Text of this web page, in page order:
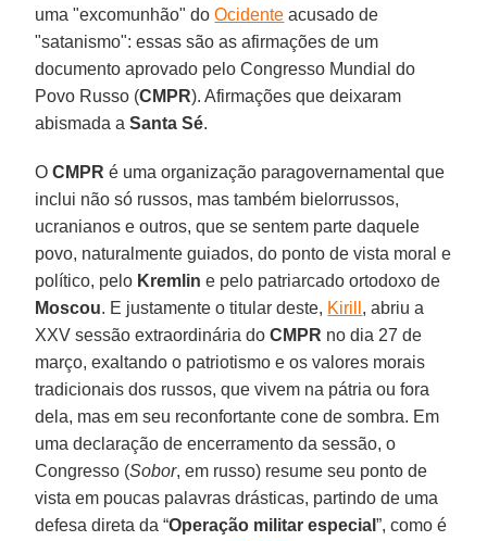
uma "excomunhão" doOcidente acusado de
"satanismo": essas são as afirmações de um
documento aprovado pelo Congresso Mundial do
Povo Russo (CMPR). Afirmações que deixaram
abismada aSanta Sé.
OCMPR é uma organização paragovernamental que
inclui não só russos, mas também bielorrussos,
ucranianos e outros, que se sentem parte daquele
povo, naturalmente guiados, do ponto de vista moral e
político, pelo Kremlin e pelo patriarcado ortodoxo de
Moscou. E justamente o titular deste, Kirill , abriu a
XXV sessão extraordinária doCMPR no dia 27 de
março, exaltando o patriotismo e os valores morais
tradicionais dos russos, que vivem na pátria ou fora
dela, mas em seu reconfortante cone de sombra. Em
uma declaração de encerramento da sessão, o
Congresso (Sobor, em russo) resume seu ponto de
vista em poucas palavras drásticas, partindo de uma
defesa direta da “Operação militar especial”, como é